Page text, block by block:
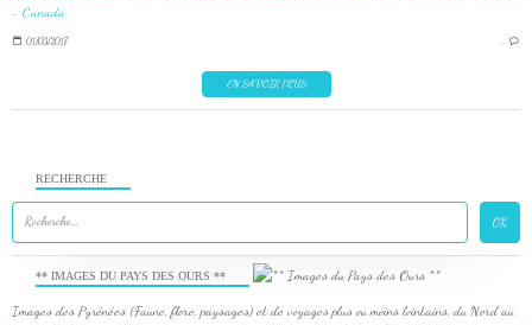
01/03/2017 …
EN SAVOIR PLUS
RECHERCHE
** IMAGES DU PAYS DES OURS **
Images des Pyrénées (Faune, flore, paysages) et de voyages plus ou moins lointains, du Nord au